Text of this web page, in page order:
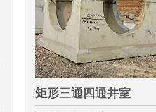
矩形三通四通井室